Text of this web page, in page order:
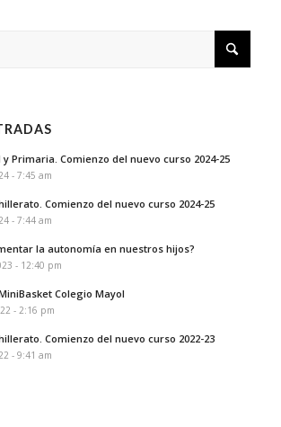
y Primaria. Comienzo del nuevo curso 2024-25
- 7:45 am
Comienzo del nuevo curso 2024-25
- 7:44 am
la autonomía en nuestros hijos?
- 12:40 pm
Colegio Mayol
- 2:16 pm
Comienzo del nuevo curso 2022-23
- 9:41 am